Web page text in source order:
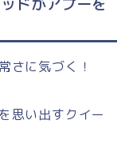
さに気づく！
思い出すクイー